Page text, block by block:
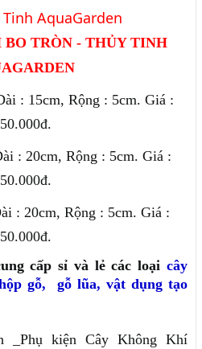
TRÒN - THỦY TINH
: 15cm, Rộng : 5cm. Giá :
: 20cm, Rộng : 5cm. Giá :
: 20cm, Rộng : 5cm. Giá :
cấp sỉ và lẻ các loại cây
gỗ, gỗ lũa, vật dụng tạo
kiện Cây Không Khí